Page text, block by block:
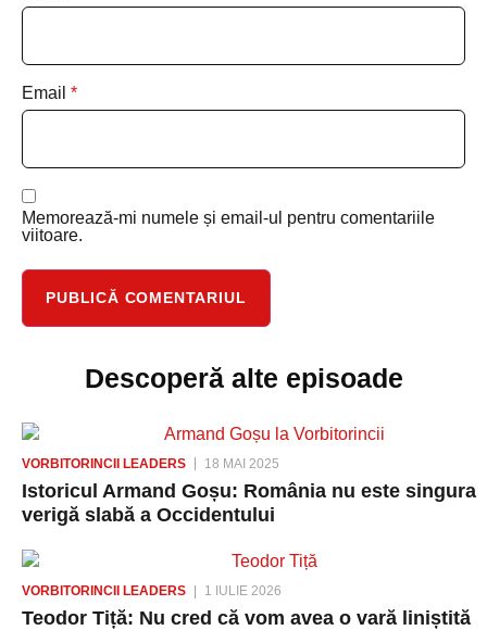
Email *
Memorează-mi numele și email-ul pentru comentariile
viitoare.
Descoperă alte episoade
VORBITORINCII LEADERS 18 MAI 2025
Istoricul Armand Goșu: România nu este singura
verigă slabă a Occidentului
VORBITORINCII LEADERS 1 IULIE 2026
Teodor Tiță: Nu cred că vom avea o vară liniștită